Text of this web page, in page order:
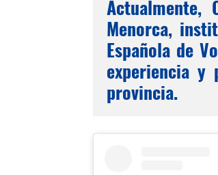
Actualmente,
Menorca,
Española de
experiencia
provincia.